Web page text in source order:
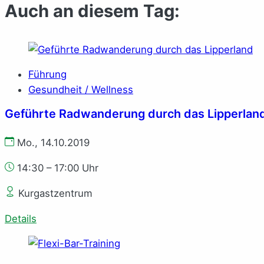
Auch an diesem Tag:
Führung
Gesundheit / Wellness
Ge­führ­te Rad­wan­de­rung durch das
Mo., 14.10.2019
14:30 – 17:00 Uhr
Kurgastzentrum
Details